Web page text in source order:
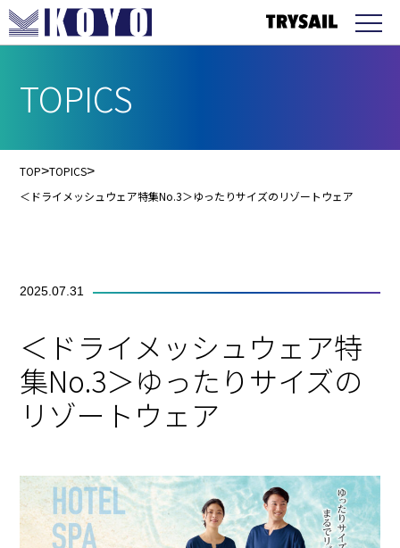
TOPICS
TOP>TOPICS>
＜ドライメッシュウェア特集No.3＞ゆったりサイズのリゾートウェア
2025.07.31
＜ドライメッシュウェア特
集No.3＞ゆったりサイズの
リゾートウェア